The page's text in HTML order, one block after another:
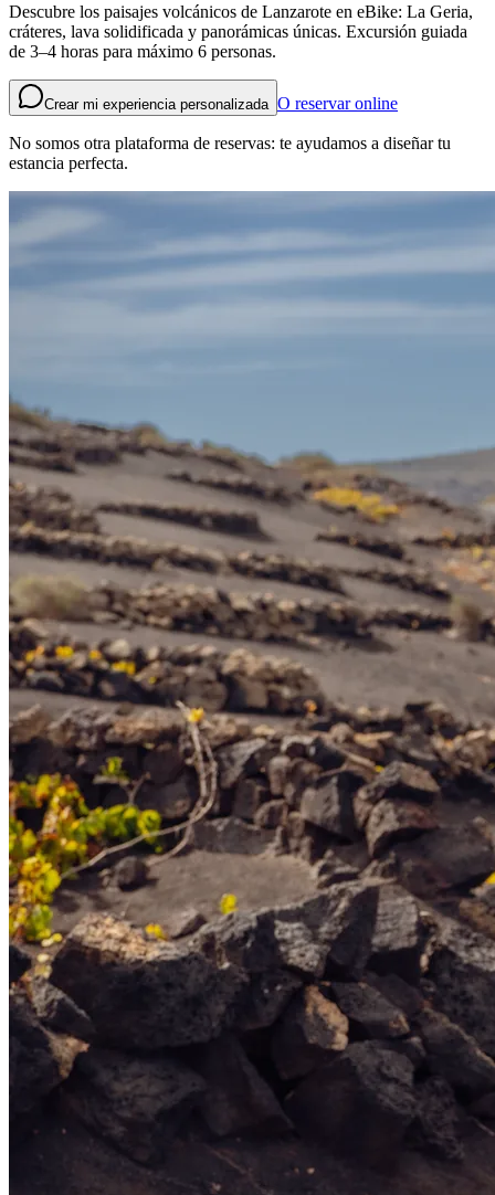
Descubre los paisajes volcánicos de Lanzarote en eBike: La Geria,
cráteres, lava solidificada y panorámicas únicas. Excursión guiada
de 3–4 horas para máximo 6 personas.
Crear mi experiencia personalizada O reservar online
No somos otra plataforma de reservas: te ayudamos a diseñar tu
estancia perfecta.